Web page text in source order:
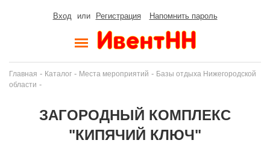
Вход или Регистрация Напомнить пароль
Главная - Каталог - Места мероприятий - Базы отдыха Нижегородской
области -
ЗАГОРОДНЫЙ КОМПЛЕКС
"КИПЯЧИЙ КЛЮЧ"